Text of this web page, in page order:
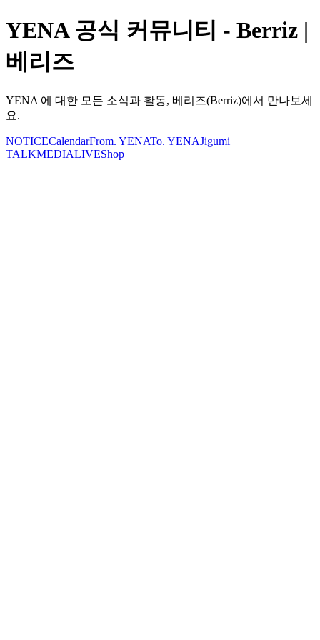
YENA 공식 커뮤니티 - Berriz |
베리즈
YENA 에 대한 모든 소식과 활동, 베리즈(Berriz)에서 만나보세
요.
NOTICECalendarFrom. YENATo. YENAJigumi
TALKMEDIALIVEShop